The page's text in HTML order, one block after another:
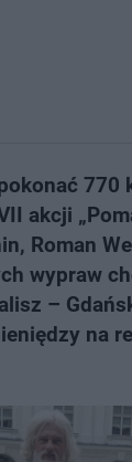
770
akcji
Roman
wypraw
–
na